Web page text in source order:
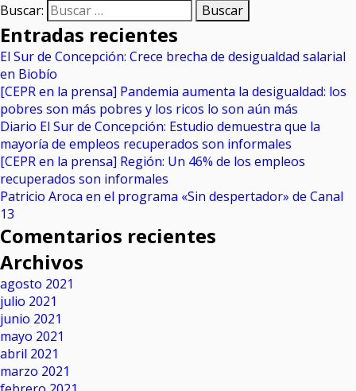
Buscar:
Entradas recientes
El Sur de Concepción: Crece brecha de desigualdad salarial
en Biobío
[CEPR en la prensa] Pandemia aumenta la desigualdad: los
pobres son más pobres y los ricos lo son aún más
Diario El Sur de Concepción: Estudio demuestra que la
mayoría de empleos recuperados son informales
[CEPR en la prensa] Región: Un 46% de los empleos
recuperados son informales
Patricio Aroca en el programa «Sin despertador» de Canal
13
Comentarios recientes
Archivos
agosto 2021
julio 2021
junio 2021
mayo 2021
abril 2021
marzo 2021